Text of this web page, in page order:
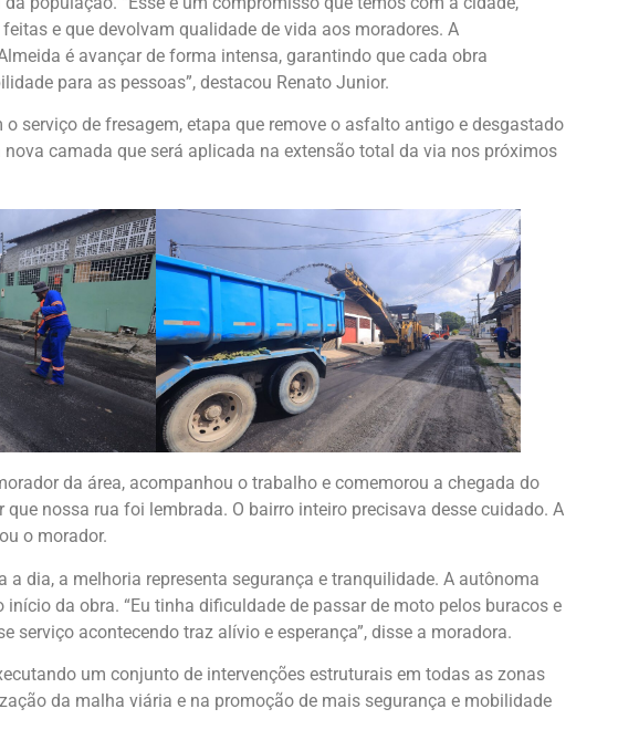
e que devolvam qualidade de vida aos moradores. A
é avançar de forma intensa, garantindo que cada obra
para as pessoas”, destacou Renato Junior.
o serviço de fresagem, etapa que remove o asfalto antigo e desgastado
camada que será aplicada na extensão total da via nos próximos
da área, acompanhou o trabalho e comemorou a chegada do
que nossa rua foi lembrada. O bairro inteiro precisava desse cuidado. A
o morador.
a dia, a melhoria representa segurança e tranquilidade. A autônoma
início da obra. “Eu tinha dificuldade de passar de moto pelos buracos e
serviço acontecendo traz alívio e esperança”, disse a moradora.
um conjunto de intervenções estruturais em todas as zonas
da malha viária e na promoção de mais segurança e mobilidade